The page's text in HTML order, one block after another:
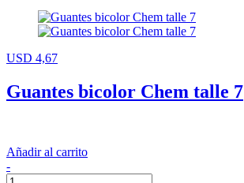
USD 4,67
Guantes bicolor Chem talle 7
Añadir al carrito
-